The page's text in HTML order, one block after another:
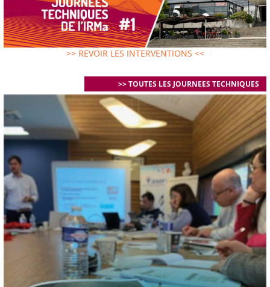
>> REVOIR LES INTERVENTIONS <<
>> TOUTES LES JOURNEES TECHNIQUES